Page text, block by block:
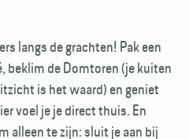
langs de grachten! Pak een
beklim de Domtoren (je kuiten
is het waard) en geniet
voel je je direct thuis. En
alleen te zijn: sluit je aan bij